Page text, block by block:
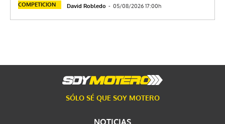
COMPETICION David Robledo - 05/08/2026 17:00h
SÓLO SÉ QUE SOY MOTERO
NOTICIAS